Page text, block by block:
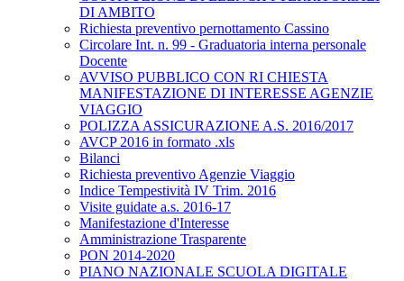
DI AMBITO
Richiesta preventivo pernottamento Cassino
Circolare Int. n. 99 - Graduatoria interna personale
Docente
AVVISO PUBBLICO CON RI CHIESTA
MANIFESTAZIONE DI INTERESSE AGENZIE
VIAGGIO
POLIZZA ASSICURAZIONE A.S. 2016/2017
AVCP 2016 in formato .xls
Bilanci
Richiesta preventivo Agenzie Viaggio
Indice Tempestività IV Trim. 2016
Visite guidate a.s. 2016-17
Manifestazione d'Interesse
Amministrazione Trasparente
PON 2014-2020
PIANO NAZIONALE SCUOLA DIGITALE